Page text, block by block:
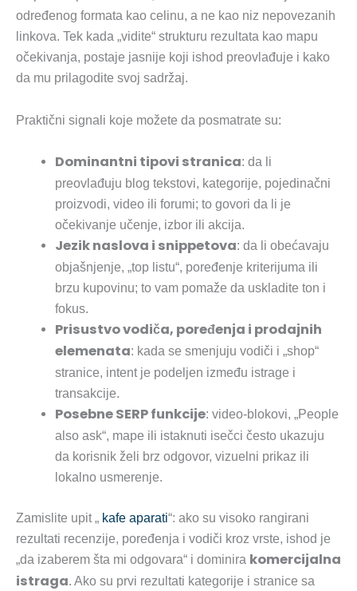
određenog formata kao celinu, a ne kao niz nepovezanih
linkova. Tek kada „vidite“ strukturu rezultata kao mapu
očekivanja, postaje jasnije koji ishod preovlađuje i kako
da mu prilagodite svoj sadržaj.
Praktični signali koje možete da posmatrate su:
Dominantni tipovi stranica: da li
preovlađuju blog tekstovi, kategorije, pojedinačni
proizvodi, video ili forumi; to govori da li je
očekivanje učenje, izbor ili akcija.
Jezik naslova i snippetova: da li obećavaju
objašnjenje, „top listu“, poređenje kriterijuma ili
brzu kupovinu; to vam pomaže da uskladite ton i
fokus.
Prisustvo vodiča, poređenja i prodajnih
elemenata: kada se smenjuju vodiči i „shop“
stranice, intent je podeljen između istrage i
transakcije.
Posebne SERP funkcije: video-blokovi, „People
also ask“, mape ili istaknuti isečci često ukazuju
da korisnik želi brz odgovor, vizuelni prikaz ili
lokalno usmerenje.
Zamislite upit „ kafe aparati“: ako su visoko rangirani
rezultati recenzije, poređenja i vodiči kroz vrste, ishod je
„da izaberem šta mi odgovara“ i dominira komercijalna
istraga . Ako su prvi rezultati kategorije i stranice sa